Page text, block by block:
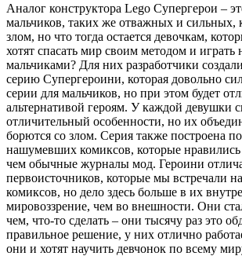
Аналог конструктора Lego Супергерои –
мальчиков, таких же отважных и
злом, но что тогда остается девочкам,
хотят спасать мир своим методом и играть
мальчиками? Для них разработчики
серию Супергероини, которая довольно
серии для мальчиков, но при этом будет
альтернативой героям. У каждой девушки
отличительный особенности, но их
борются со злом. Серия также построена
нашумевших комиксов, которые
чем обычные журналы мод. Героини
первоисточников, которые мы встречали
комиксов, но дело здесь больше в их
мировоззрение, чем во внешности. Они
чем, что-то сделать – они тысячу раз это
правильное решение, у них отлично
они и хотят научить девчонок по всему